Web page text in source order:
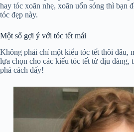
hay tóc xoăn nhẹ, xoăn uốn sóng thì bạn
tóc đẹp này.
Một số gợi ý với tóc tết mái
Không phải chỉ một kiểu tóc tết thôi đâu,
lựa chọn cho các kiểu tóc tết từ dịu dàng,
phá cách đấy!